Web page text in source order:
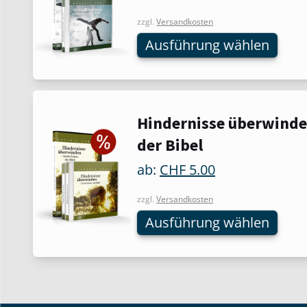
zzgl. Versandkosten
Ausführung wählen
Varianten
auf.
Die
Optionen
können
auf
der
Produktseite
gewählt
werden
Hindernisse
der Bibel
ab: CHF 5.00
zzgl. Versandkosten
Ausführung wählen
Dieses
Produkt
weist
mehrere
auf.
Die
Optionen
Produktseite